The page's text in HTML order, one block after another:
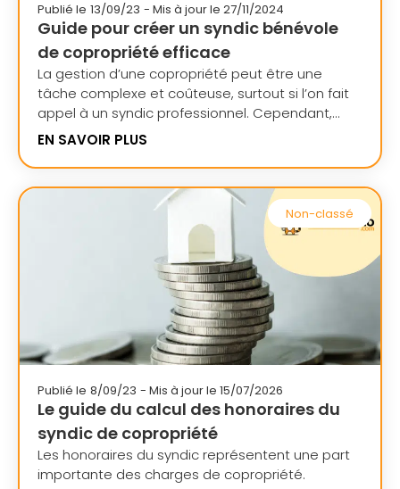
Publié le 13/09/23 - Mis à jour le 27/11/2024
Guide pour créer un syndic bénévole
de copropriété efficace
La gestion d’une copropriété peut être une
tâche complexe et coûteuse, surtout si l’on fait
appel à un syndic professionnel. Cependant,...
EN SAVOIR PLUS
Non-classé
Publié le 8/09/23 - Mis à jour le 15/07/2026
Le guide du calcul des honoraires du
syndic de copropriété
Les honoraires du syndic représentent une part
importante des charges de copropriété.